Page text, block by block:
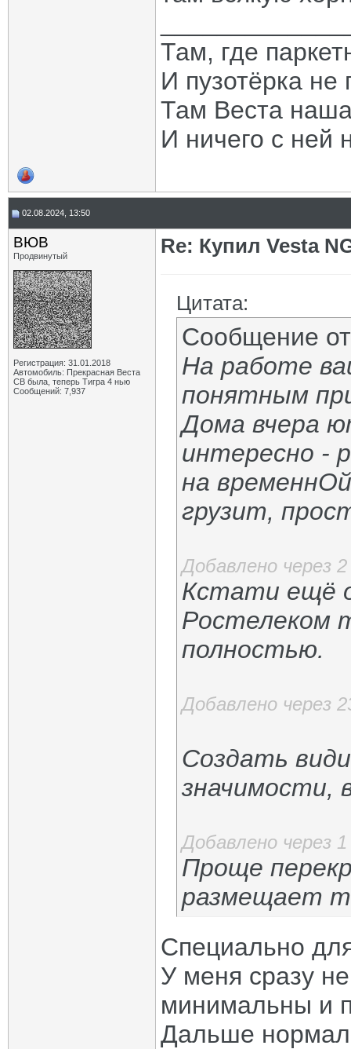
Там, где
И пузотёрка не
Там Веста
И ничего с ней
02.08.2024, 13:50
ВЮВ
Продвинутый
Регистрация: 31.01.2018
Автомобиль: Прекрасная Веста
СВ была, теперь Тигра 4 нью
Сообщений: 7,937
Re: Купил Vesta
Цитата:
Сообщение
На работе
понятным
Дома вчера
интересно -
на
грузит,
Добавлено через
Кстати ещё
Ростелеком
полностью.
Добавлено через
Создать
значимости,
Добавлено через
Проще
размещает
Специально
У меня сразу
минимальны и
Дальше